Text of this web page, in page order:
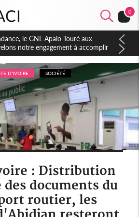
0
de réforme constitutionnelle en
amendements, un exclu d'avance
D'IVOIRE SOCIÉTÉ
: Distribution
des documents du
routier, les